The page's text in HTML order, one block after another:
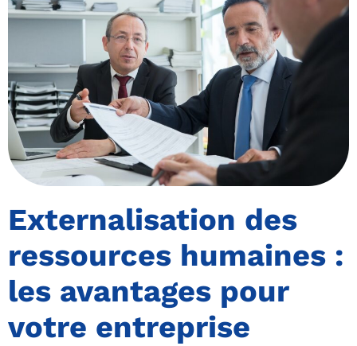
Externalisation des
ressources humaines :
les avantages pour
votre entreprise